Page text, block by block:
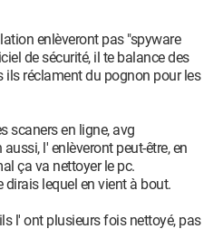
enlèveront pas "spyware
de sécurité, il te balance des
ils réclament du pognon pour les
scaners en ligne, avg
l' enlèveront peut-être, en
ça va nettoyer le pc.
dirais lequel en vient à bout.
l' ont plusieurs fois nettoyé, pas